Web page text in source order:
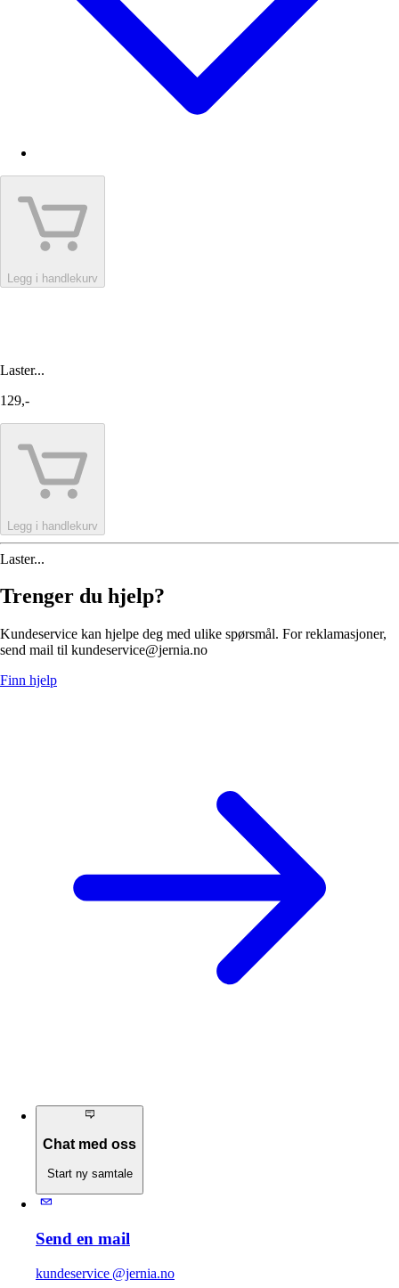
Legg i handlekurv
Laster...
129,-
Legg i handlekurv
Laster...
Trenger du hjelp?
Kundeservice kan hjelpe deg med ulike spørsmål. For reklamasjoner,
send mail til kundeservice@jernia.no
Finn hjelp
Chat med oss
Start ny samtale
Send en mail
kundeservice @jernia.no